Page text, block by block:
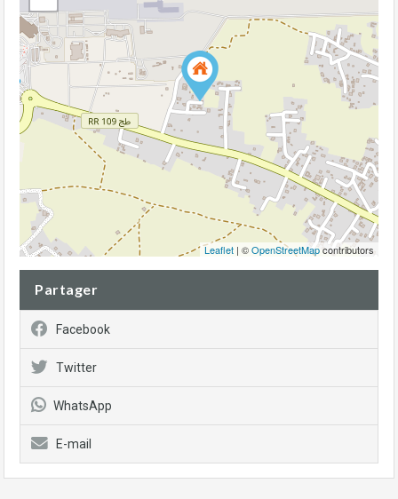
Leaflet | ©OpenStreetMapcontributors
Partager
Facebook
Twitter
WhatsApp
E-mail